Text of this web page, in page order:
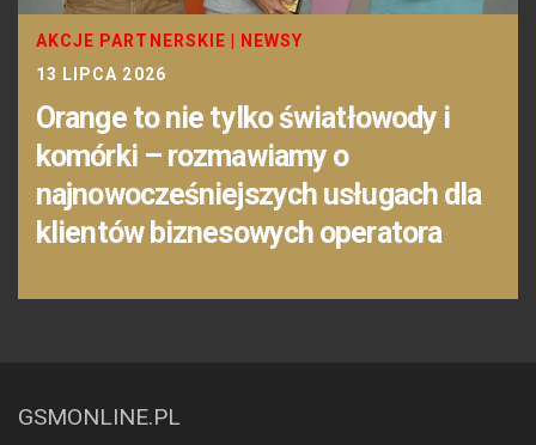
AKCJE PARTNERSKIE
NEWSY
13 LIPCA 2026
Orange to nie tylko światłowody i
komórki – rozmawiamy o
najnowocześniejszych usługach dla
klientów biznesowych operatora
GSMONLINE.PL